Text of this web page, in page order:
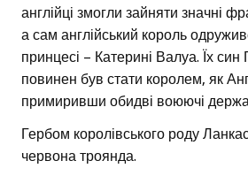
англійці змогли зайняти значні
а сам англійський король
принцесі – Катерині Валуа. Їх син
повинен був стати королем, як
примиривши обидві воюючі
Гербом королівського роду
червона троянда.